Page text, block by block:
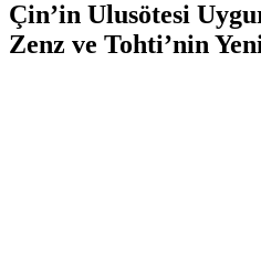
Çin’in Ulusötesi
Zenz ve Tohti’nin